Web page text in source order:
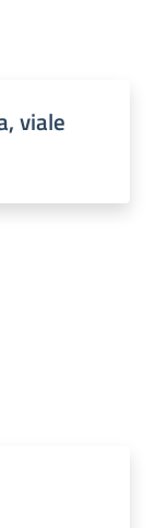
viale